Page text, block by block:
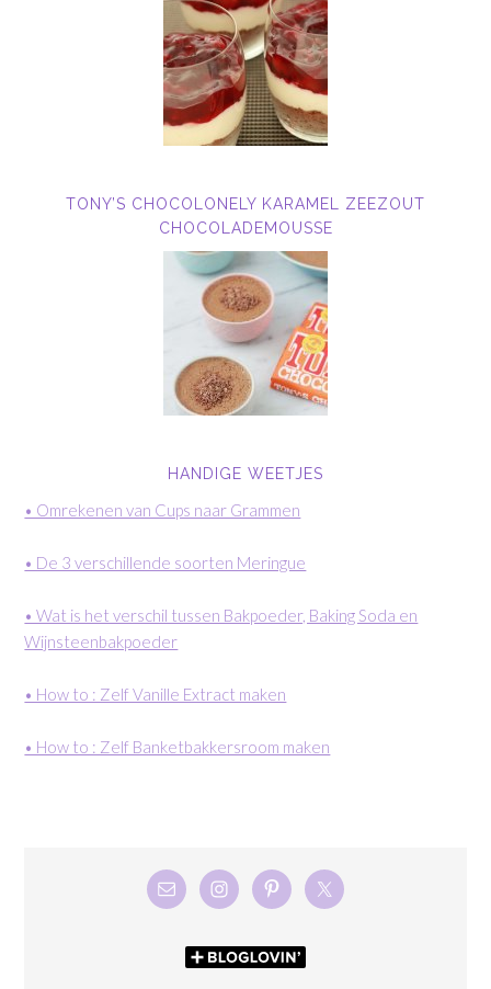
TONY’S CHOCOLONELY KARAMEL ZEEZOUT
CHOCOLADEMOUSSE
HANDIGE WEETJES
• Omrekenen van Cups naar Grammen
• De 3 verschillende soorten Meringue
• Wat is het verschil tussen Bakpoeder, Baking Soda en
Wijnsteenbakpoeder
• How to : Zelf Vanille Extract maken
• How to : Zelf Banketbakkersroom maken